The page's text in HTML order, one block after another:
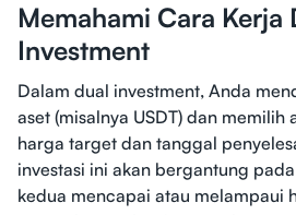
Memahami Cara Kerja
Investment
Dalam dual investment, Anda
aset (misalnya USDT) dan memilih
harga target dan tanggal
investasi ini akan bergantung
kedua mencapai atau melampaui